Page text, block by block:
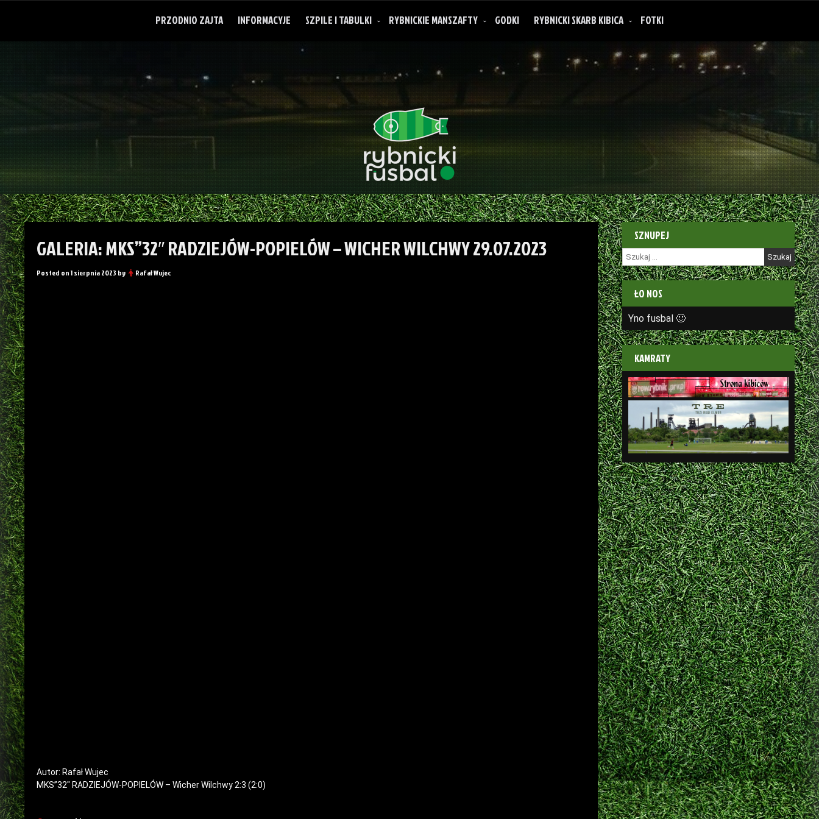
PRZODNIO ZAJTA INFORMACYJE SZPILE I TABULKI RYBNICKIE MANSZAFTY GODKI RYBNICKI SKARB KIBICA FOTKI
O rybnickich manszaftach
GALERIA: MKS”32″ RADZIEJÓW-POPIELÓW – WICHER WILCHWY 29.07.2023
Posted on1 sierpnia 2023 by Rafał Wujec
Autor: Rafał Wujec
MKS”32″ RADZIEJÓW-POPIELÓW – Wicher Wilchwy 2:3 (2:0)
SZNUPEJ
Szukaj:
ŁO NOS
Yno fusbal 🙂
KAMRATY